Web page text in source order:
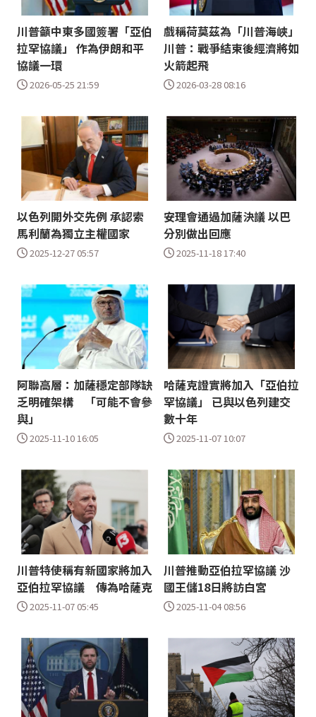
川普籲中東多國簽署「亞伯
拉罕協議」 作為伊朗和平
協議一環
2026-05-25 21:59
戲稱荷莫茲為「川普海峽」
川普：戰爭結束後經濟將如
火箭起飛
2026-03-28 08:16
以色列開外交先例 承認索
馬利蘭為獨立主權國家
2025-12-27 05:57
安理會通過加薩決議 以巴
分別做出回應
2025-11-18 17:40
阿聯高層：加薩穩定部隊缺
乏明確架構 「可能不會參
與」
2025-11-10 16:05
哈薩克證實將加入「亞伯拉
罕協議」 已與以色列建交
數十年
2025-11-07 10:07
川普特使稱有新國家將加入
亞伯拉罕協議 傳為哈薩克
2025-11-07 05:45
川普推動亞伯拉罕協議 沙
國王儲18日將訪白宮
2025-11-04 08:56